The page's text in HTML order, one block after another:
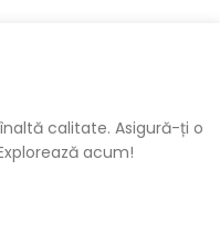
calitate. Asigură-ți o
acum!